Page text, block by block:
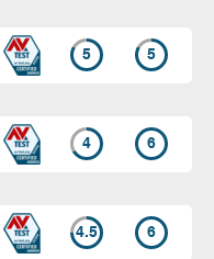
5 5
4 6
4.5 6